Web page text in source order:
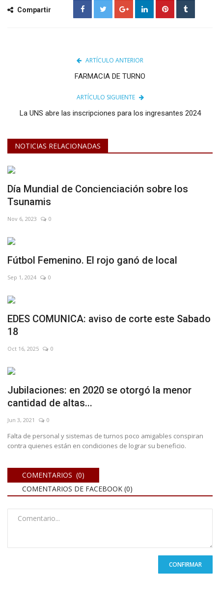
Compartir
ARTÍCULO ANTERIOR
FARMACIA DE TURNO
ARTÍCULO SIGUIENTE
La UNS abre las inscripciones para los ingresantes 2024
NOTICIAS RELACIONADAS
Día Mundial de Concienciación sobre los
Tsunamis
Nov 6, 2023 0
Fútbol Femenino. El rojo ganó de local
Sep 1, 2024 0
EDES COMUNICA: aviso de corte este Sabado
18
Oct 16, 2025 0
Jubilaciones: en 2020 se otorgó la menor
cantidad de altas...
Jun 3, 2021 0
Falta de personal y sistemas de turnos poco amigables conspiran
contra quienes están en condiciones de lograr su beneficio.
COMENTARIOS (0)
COMENTARIOS DE FACEBOOK (0)
CONFIRMAR